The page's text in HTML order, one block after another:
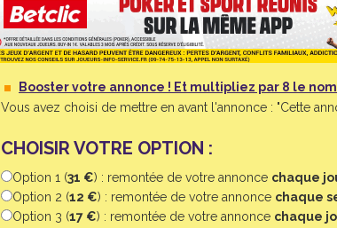
Booster votre annonce ! Et multipliez par 8 le
Vous avez choisi de mettre en avant l'annonce : "Cette
CHOISIR VOTRE OPTION :
Option 1 (31 €) : remontée de votre annonce chaque
Option 2 (12 €) : remontée de votre annonce chaque
Option 3 (17 €) : remontée de votre annonce chaque